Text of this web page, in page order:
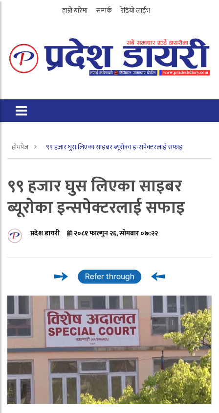
हाम्रो बारेमा सम्पर्क रेडियो लाईभ
होमपेज ९९ हजार घुस लिएका साइबर ब्यूरोका इन्सपेक्टरलाई सफाइ
९९ हजार घुस लिएका साइबर
ब्यूरोका इन्सपेक्टरलाई सफाइ
प्रदेश डायरी २०८१ फाल्गुन २६, सोमबार ०७:२२